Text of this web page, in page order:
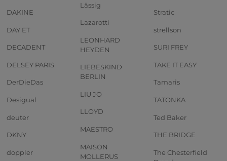
DAKINE
DAY ET
DECADENT
DELSEY PARIS
DerDieDas
Desigual
deuter
DKNY
doppler
Lässig
Lazarotti
LEONHARD
HEYDEN
LIEBESKIND
BERLIN
LIU JO
LLOYD
MAESTRO
MAISON
MOLLERUS
Stratic
strellson
SURI FREY
TAKE IT EASY
Tamaris
TATONKA
Ted Baker
THE BRIDGE
The Chesterfield